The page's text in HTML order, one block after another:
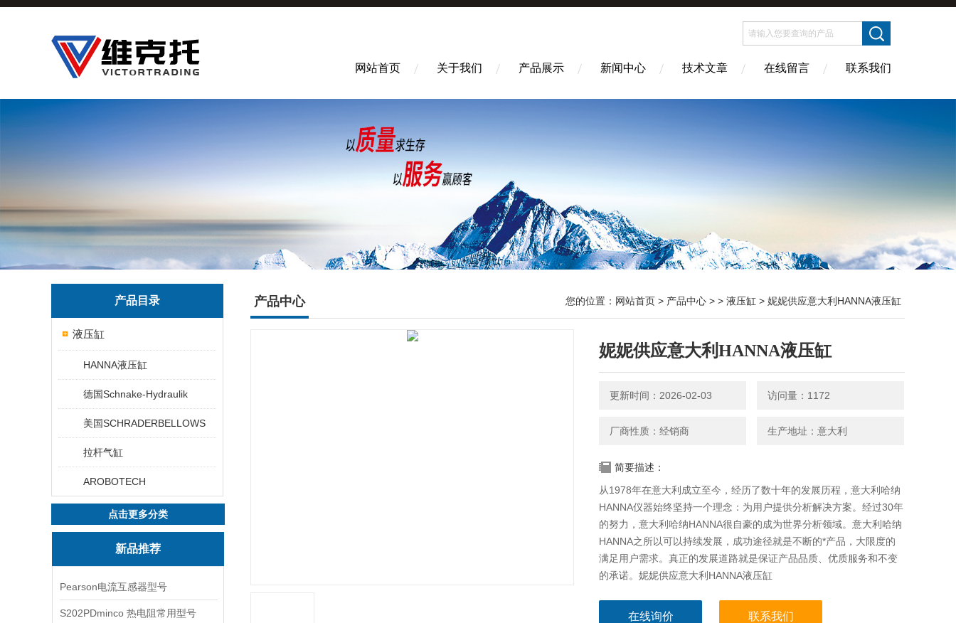
网站首页 关于我们 产品展示 新闻中心 技术文章 在线留言 联系我们
产品目录
液压缸
HANNA液压缸
德国Schnake-Hydraulik
美国SCHRADERBELLOWS
拉杆气缸
AROBOTECH
点击更多分类
新品推荐
Pearson电流互感器型号
S202PDminco 热电阻常用型号
产品中心 您的位置： 网站首页 > 产品中心 > > 液压缸 > 妮妮供应意大利HANNA液压缸
妮妮供应意大利HANNA液压缸
更新时间：2026-02-03 访问量：1172
厂商性质：经销商 生产地址：意大利
简要描述：
从1978年在意大利成立至今，经历了数十年的发展历程，意大利哈纳
HANNA仪器始终坚持一个理念：为用户提供分析解决方案。经过30年
的努力，意大利哈纳HANNA很自豪的成为世界分析领域。意大利哈纳
HANNA之所以可以持续发展，成功途径就是不断的*产品，大限度的
满足用户需求。真正的发展道路就是保证产品品质、优质服务和不变
的承诺。妮妮供应意大利HANNA液压缸
在线询价 联系我们